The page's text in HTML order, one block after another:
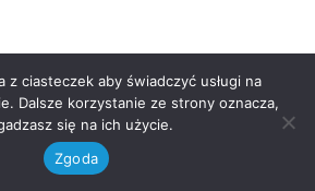
| Powered byWordPress
z ciasteczek aby świadczyć usługi na
Dalsze korzystanie ze strony oznacza,
się na ich użycie.
Zgoda